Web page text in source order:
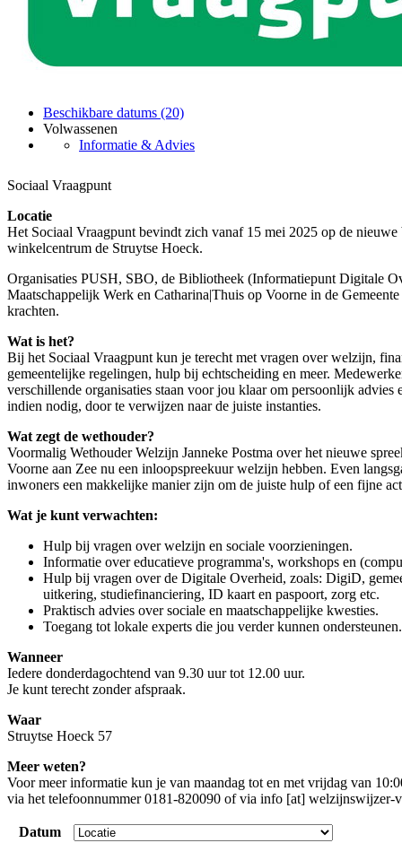
Beschikbare datums (20)
Volwassenen
Informatie & Advies
Sociaal Vraagpunt
Locatie
Het Sociaal Vraagpunt bevindt zich vanaf 15 mei 2025 op de
winkelcentrum de Struytse Hoeck.
Organisaties PUSH, SBO, de Bibliotheek (Informatiepunt Digitale
Maatschappelijk Werk en Catharina|Thuis op Voorne in de
krachten.
Wat is het?
Bij het Sociaal Vraagpunt kun je terecht met vragen over welzijn,
gemeentelijke regelingen, hulp bij echtscheiding en meer.
verschillende organisaties staan voor jou klaar om persoonlijk advies
indien nodig, door te verwijzen naar de juiste instanties.
Wat zegt de wethouder?
Voormalig Wethouder Welzijn Janneke Postma over het nieuwe
Voorne aan Zee nu een inloopspreekuur welzijn hebben. Even
inwoners een makkelijke manier zijn om de juiste hulp of een fijne
Wat je kunt verwachten:
Hulp bij vragen over welzijn en sociale voorzieningen.
Informatie over educatieve programma's, workshops en
Hulp bij vragen over de Digitale Overheid, zoals: DigiD,
uitkering, studiefinanciering, ID kaart en paspoort, zorg etc.
Praktisch advies over sociale en maatschappelijke kwesties.
Toegang tot lokale experts die jou verder kunnen ondersteunen.
Wanneer
Iedere donderdagochtend van 9.30 uur tot 12.00 uur.
Je kunt terecht zonder afspraak.
Waar
Struytse Hoeck 57
Meer weten?
Voor meer informatie kun je van maandag tot en met vrijdag van
via het telefoonnummer 0181-820090 of via info [at] welzijnswijzer-
Datum